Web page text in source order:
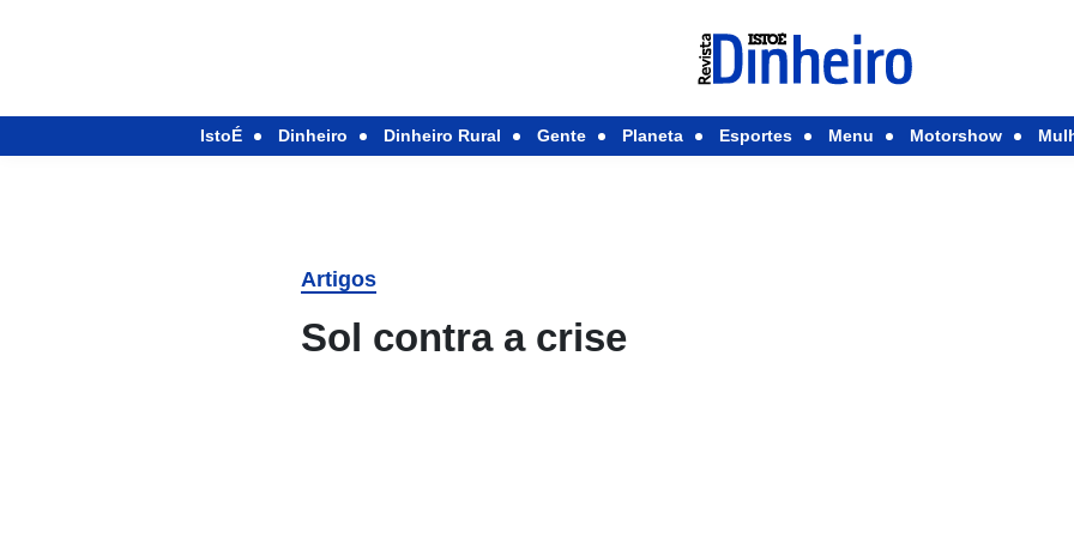
IstoÉ Dinheiro Dinheiro Rural Gente Planeta Esportes Menu Motorshow
Artigos
Sol contra a crise